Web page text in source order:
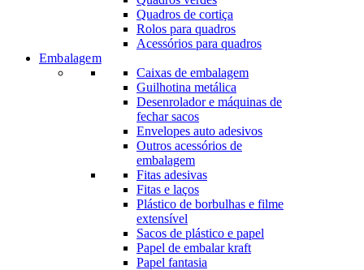
Quadros de cortiça
Rolos para quadros
Acessórios para quadros
Embalagem
Caixas de embalagem
Guilhotina metálica
Desenrolador e máquinas de
fechar sacos
Envelopes auto adesivos
Outros acessórios de
embalagem
Fitas adesivas
Fitas e laços
Plástico de borbulhas e filme
extensível
Sacos de plástico e papel
Papel de embalar kraft
Papel fantasia